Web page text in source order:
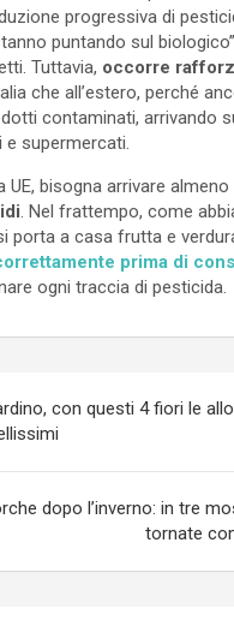
progressiva di
puntando sul
Tuttavia, occorre
che all’estero, perché
contaminati, arrivando
supermercati.
UE, bisogna arrivare almeno
. Nel frattempo, come
porta a casa frutta e
prima di
ogni traccia di pesticida.
con questi 4 fiori le
dopo l’inverno: in tre
tornate